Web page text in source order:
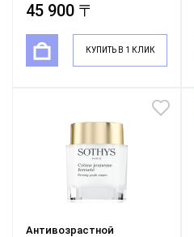
45 900 〒
КУПИТЬ В 1 КЛИК
Антивозрастной